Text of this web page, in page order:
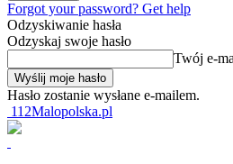
Forgot your password? Get help
Odzyskiwanie hasła
Odzyskaj swoje hasło
Twój e-
Hasło zostanie wysłane e-mailem.
112Malopolska.pl